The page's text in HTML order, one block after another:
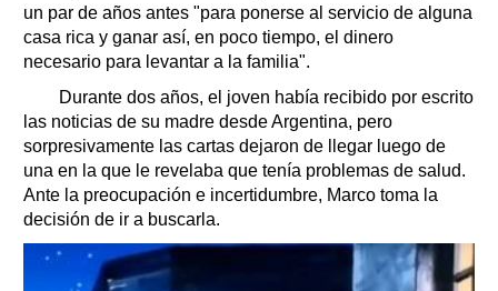
un par de años antes "para ponerse al servicio de alguna
casa rica y ganar así, en poco tiempo, el dinero
necesario para levantar a la familia".
Durante dos años, el joven había recibido por escrito
las noticias de su madre desde Argentina, pero
sorpresivamente las cartas dejaron de llegar luego de
una en la que le revelaba que tenía problemas de salud.
Ante la preocupación e incertidumbre, Marco toma la
decisión de ir a buscarla.